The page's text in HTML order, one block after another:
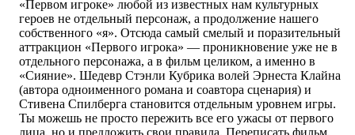
«Первом игроке» любой из известных нам культурных
героев не отдельный персонаж, а продолжение нашего
собственного «я». Отсюда самый смелый и поразительный
аттракцион «Первого игрока» — проникновение уже не в
отдельного персонажа, а в фильм целиком, а именно в
«Сияние». Шедевр Стэнли Кубрика волей Эрнеста Клайна
(автора одноименного романа и соавтора сценария) и
Стивена Спилберга становится отдельным уровнем игры.
Ты можешь не просто пережить все его ужасы от первого